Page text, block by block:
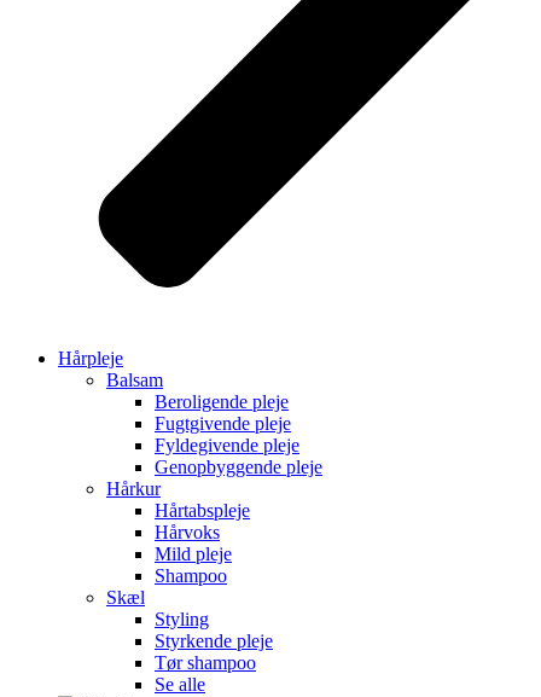
Hårpleje
Balsam
Beroligende pleje
Fugtgivende pleje
Fyldegivende pleje
Genopbyggende pleje
Hårkur
Hårtabspleje
Hårvoks
Mild pleje
Shampoo
Skæl
Styling
Styrkende pleje
Tør shampoo
Se alle